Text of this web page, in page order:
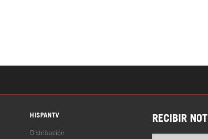
HISPANTV
Distribución
RECIBIR